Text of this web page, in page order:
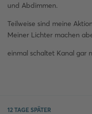
und Abdimmen.
Teilweise sind meine
Meiner Lichter machen
einmal schaltet Kanal gar
12 TAGE SPÄTER